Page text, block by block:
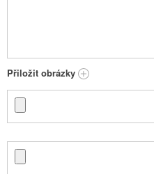
Přiložit obrázky